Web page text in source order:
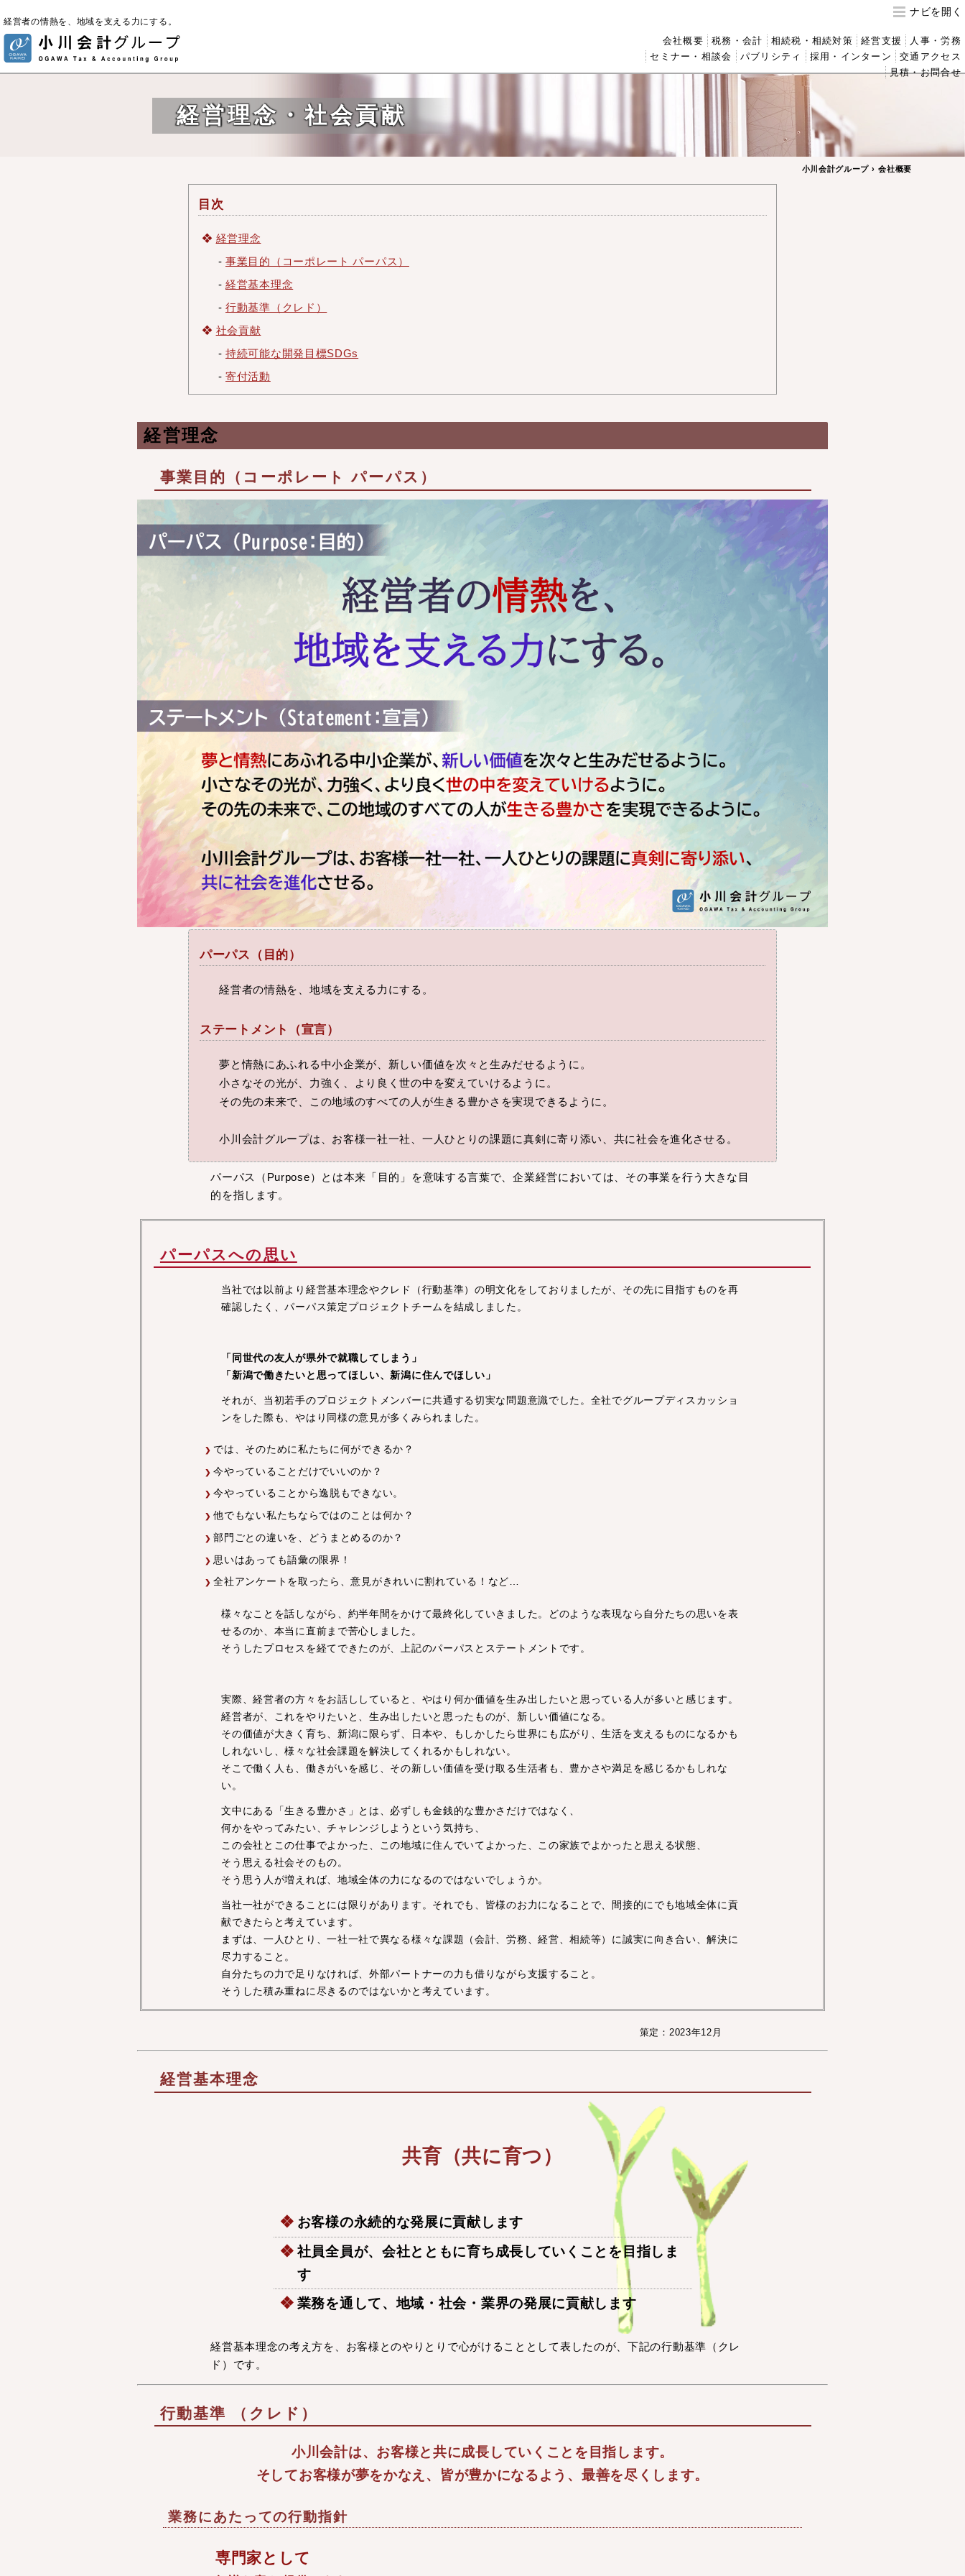
経営者の情熱を、地域を支える力にする。
ナビ
会社概要 税務・会計 相続税・相続対策 経営支援
人事・労務
セミナー・相談会
パブリシティ 採用・インターン
交通アクセス
見積・お問合せ
経営理念・社会貢献
小川会計グループ 会社概要
目次
経営理念
-事業目的（コーポレート パーパス）
-経営基本理念
-行動基準（クレド）
社会貢献
-持続可能な開発目標SDGs
-寄付活動
経営理念
事業目的（コーポレート パーパス）
パーパス（目的）
経営者の情熱を、地域を支える力にする。
ステートメント（宣言）
夢と情熱にあふれる中小企業が、新しい価値を次々と生みだせるように。
小さなその光が、力強く、より良く世の中を変えていけるように。
その先の未来で、この地域のすべての人が生きる豊かさを実現できるように。
小川会計グループは、お客様一社一社、一人ひとりの課題に真剣に寄り添い、共に社会を進化させる。
パーパス（Purpose）とは本来「目的」を意味する言葉で、企業経営においては、その事業を行う大きな目
的を指します。
パーパスへの思い
当社では以前より経営基本理念やクレド（行動基準）の明文化をしておりましたが、その先に目指すものを再
確認したく、パーパス策定プロジェクトチームを結成しました。
「同世代の友人が県外で就職してしまう」
「新潟で働きたいと思ってほしい、新潟に住んでほしい」
それが、当初若手のプロジェクトメンバーに共通する切実な問題意識でした。全社でグループディスカッショ
ンをした際も、やはり同様の意見が多くみられました。
では、そのために私たちに何ができるか？
今やっていることだけでいいのか？
今やっていることから逸脱もできない。
他でもない私たちならではのことは何か？
部門ごとの違いを、どうまとめるのか？
思いはあっても語彙の限界！
全社アンケートを取ったら、意見がきれいに割れている！など…
様々なことを話しながら、約半年間をかけて最終化していきました。どのような表現なら自分たちの思いを表
せるのか、本当に直前まで苦心しました。
そうしたプロセスを経てできたのが、上記のパーパスとステートメントです。
実際、経営者の方々をお話ししていると、やはり何か価値を生み出したいと思っている人が多いと感じます。
経営者が、これをやりたいと、生み出したいと思ったものが、新しい価値になる。
その価値が大きく育ち、新潟に限らず、日本や、もしかしたら世界にも広がり、生活を支えるものになるかも
しれないし、様々な社会課題を解決してくれるかもしれない。
そこで働く人も、働きがいを感じ、その新しい価値を受け取る生活者も、豊かさや満足を感じるかもしれな
い。
文中にある「生きる豊かさ」とは、必ずしも金銭的な豊かさだけではなく、
何かをやってみたい、チャレンジしようという気持ち、
この会社とこの仕事でよかった、この地域に住んでいてよかった、この家族でよかったと思える状態、
そう思える社会そのもの。
そう思う人が増えれば、地域全体の力になるのではないでしょうか。
当社一社ができることには限りがあります。それでも、皆様のお力になることで、間接的にでも地域全体に貢
献できたらと考えています。
まずは、一人ひとり、一社一社で異なる様々な課題（会計、労務、経営、相続等）に誠実に向き合い、解決に
尽力すること。
自分たちの力で足りなければ、外部パートナーの力も借りながら支援すること。
そうした積み重ねに尽きるのではないかと考えています。
策定：2023年12月
経営基本理念
共育（共に育つ）
お客様の永続的な発展に貢献します
社員全員が、会社とともに育ち成長していくことを目指しま
す
業務を通して、地域・社会・業界の発展に貢献します
経営基本理念の考え方を、お客様とのやりとりで心がけることとして表したのが、下記の行動基準（クレ
ド）です。
行動基準 （クレド）
小川会計は、お客様と共に成長していくことを目指します。
そしてお客様が夢をかなえ、皆が豊かになるよう、最善を尽くします。
業務にあたっての行動指針
専門家として